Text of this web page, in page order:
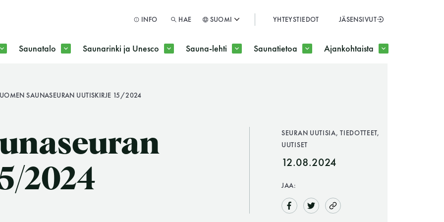
SULJE
INFO HAE SUOMI YHTEYSTIEDOT JÄSENSIVUT
Saunatalo Saunarinki ja Unesco Sauna-lehti Saunatietoa Ajankohtaista
SAUNASEURAN UUTISKIRJE 15/2024
2024
SEURAN UUTISIA, TIEDOTTEET,
UUTISET
12.08.2024
JAA: